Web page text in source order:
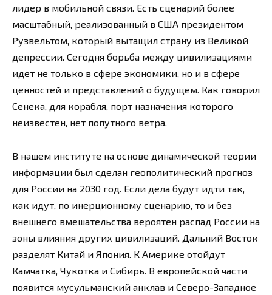
лидер в мобильной связи. Есть сценарий более
масштабный, реализованный в США президентом
Рузвельтом, который вытащил страну из Великой
депрессии. Сегодня борьба между цивилизациями
идет не только в сфере экономики, но и в сфере
ценностей и представлений о будущем. Как говорил
Сенека, для корабля, порт назначения которого
неизвестен, нет попутного ветра.
В нашем институте на основе динамической теории
информации был сделан геополитический прогноз
для России на 2030 год. Если дела будут идти так,
как идут, по инерционному сценарию, то и без
внешнего вмешательства вероятен распад России на
зоны влияния других цивилизаций. Дальний Восток
разделят Китай и Япония. К Америке отойдут
Камчатка, Чукотка и Сибирь. В европейской части
появится мусульманский анклав и Северо-Западное